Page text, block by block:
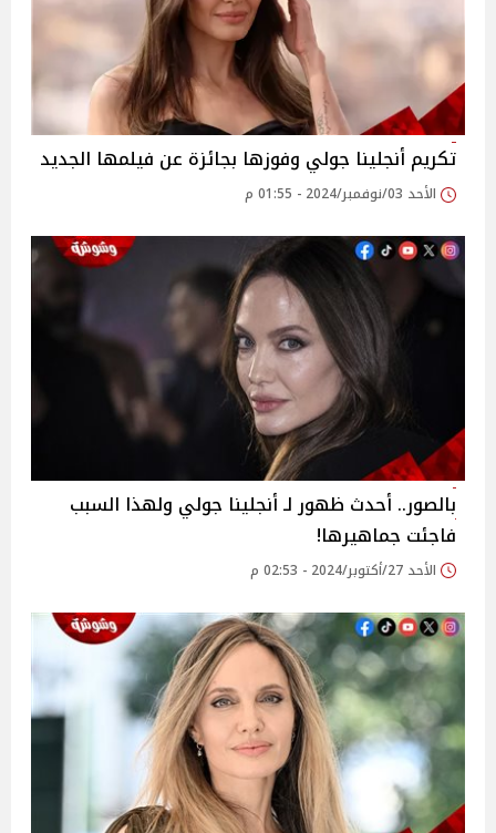
تكريم أنجلينا جولي وفوزها بجائزة عن فيلمها الجديد
الأحد 03/نوفمبر/2024 - 01:55 م
بالصور.. أحدث ظهور لـ أنجلينا جولي ولهذا السبب
فاجئت جماهيرها!
الأحد 27/أكتوبر/2024 - 02:53 م